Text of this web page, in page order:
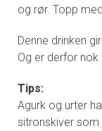
og rør. Topp
Denne drinken
Og er derfor nok
Tips:
Agurk og urter
sitronskiver som